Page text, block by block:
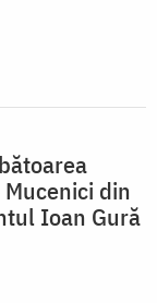
din
Ioan Gură